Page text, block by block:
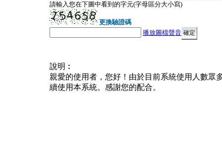
請輸入您在下圖中看到的字元(字母區分大小寫)
更換驗證碼
播放圖檔聲音
說明︰
親愛的使用者，您好！由於目前系統使用人數眾
續使用本系統。感謝您的配合。